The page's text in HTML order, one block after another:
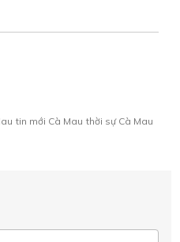
tin mới Cà Mau thời sự Cà Mau